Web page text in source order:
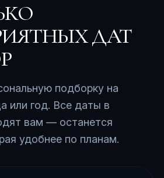
ДАТ
подборку на
или год. Все даты в
вам — останется
удобнее по планам.